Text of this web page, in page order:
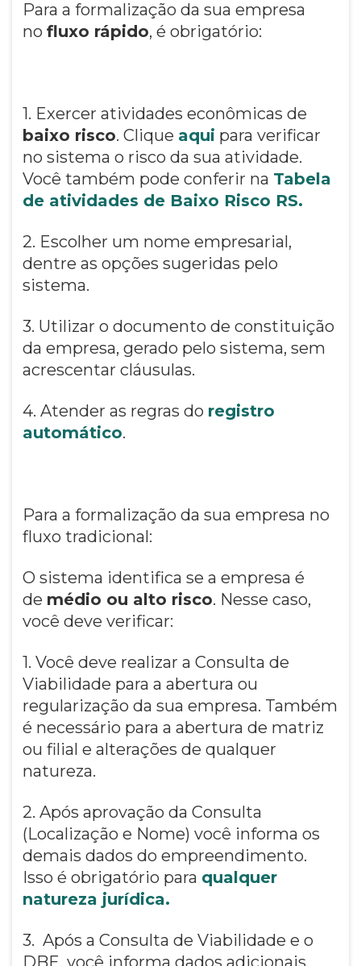
Para a formalização da sua empresa
no fluxo rápido, é obrigatório:
1. Exercer atividades econômicas de
baixo risco. Clique aqui para verificar
no sistema o risco da sua atividade.
Você também pode conferir na Tabela
de atividades de Baixo Risco RS.
2. Escolher um nome empresarial,
dentre as opções sugeridas pelo
sistema.
3. Utilizar o documento de constituição
da empresa, gerado pelo sistema, sem
acrescentar cláusulas.
4. Atender as regras do registro
automático.
Para a formalização da sua empresa no
fluxo tradicional:
O sistema identifica se a empresa é
de médio ou alto risco. Nesse caso,
você deve verificar:
1. Você deve realizar a Consulta de
Viabilidade para a abertura ou
regularização da sua empresa. Também
é necessário para a abertura de matriz
ou filial e alterações de qualquer
natureza.
2. Após aprovação da Consulta
(Localização e Nome) você informa os
demais dados do empreendimento.
Isso é obrigatório para qualquer
natureza jurídica.
3. Após a Consulta de Viabilidade e o
DBE, você informa dados adicionais.